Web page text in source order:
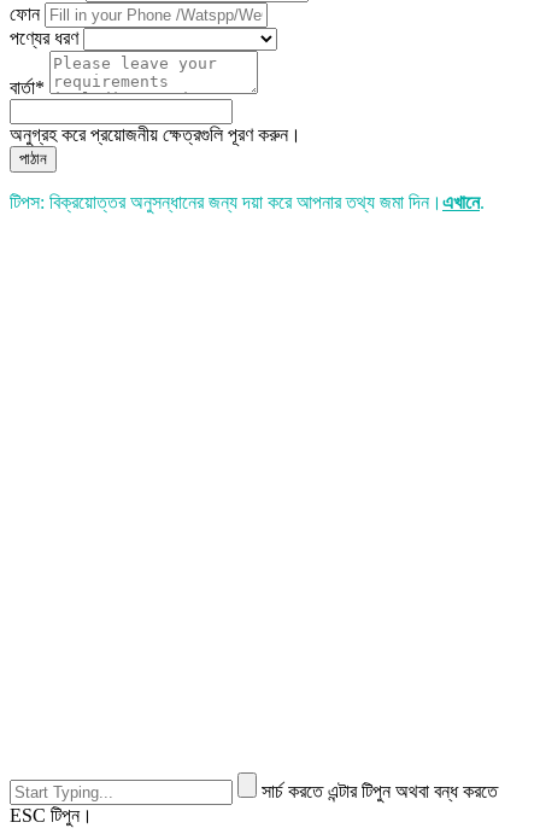
ফোন
পণ্যের ধরণ
বার্তা*
অনুগ্রহ করে প্রয়োজনীয় ক্ষেত্রগুলি পূরণ করুন।
পাঠান
টিপস: বিক্রয়োত্তর অনুসন্ধানের জন্য দয়া করে আপনার তথ্য জমা দিন। এখানে.
সার্চ করতে এন্টার টিপুন অথবা বন্ধ করতে
ESC টিপুন।